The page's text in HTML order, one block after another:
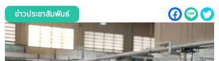
ระบบสารสนเทศ (ใน)
ติดต่อเรา
ข่าวประชาสัมพันธ์